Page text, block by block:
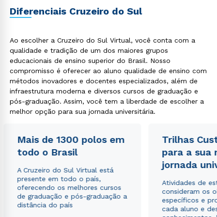
Diferenciais Cruzeiro do Sul
Ao escolher a Cruzeiro do Sul Virtual, você conta com a
qualidade e tradição de um dos maiores grupos
educacionais de ensino superior do Brasil. Nosso
compromisso é oferecer ao aluno qualidade de ensino com
métodos inovadores e docentes especializados, além de
infraestrutura moderna e diversos cursos de graduação e
pós-graduação. Assim, você tem a liberdade de escolher a
melhor opção para sua jornada universitária.
Mais de 1300 polos em
todo o Brasil
A Cruzeiro do Sul Virtual está
presente em todo o país,
oferecendo os melhores cursos
de graduação e pós-graduação a
distância do país
Trilhas
para a sua
jornada
Atividades de
consideram os
específicos e
cada aluno e
ou
Política de Privacidade.
e
autorizo que meus dados sejam utilizados para o
envio de conteúdos da Cruzeiro do Sul.